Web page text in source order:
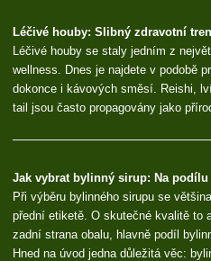
Léčivé houby: Slibný zdravotní
Léčivé houby se staly jedním z
wellness. Dnes je najdete v podobě
dokonce i kávových směsí. Reishi,
tail jsou často propagovány jako
Jak vybrat bylinný sirup: Na
Při výběru bylinného sirupu se
přední etiketě. O skutečné kvalitě to
zadní strana obalu, hlavně podíl
Hned na úvod jedna důležitá věc: